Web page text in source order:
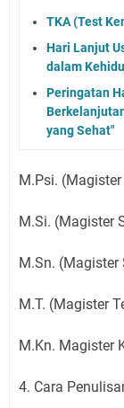
TKA (Test
Hari Lanjut
dalam
Peringatan
yang Sehat"
M.Psi.
M.Si. (Magister
M.Sn. (Magister
M.T. (Magister
M.Kn. Magister
4. Cara